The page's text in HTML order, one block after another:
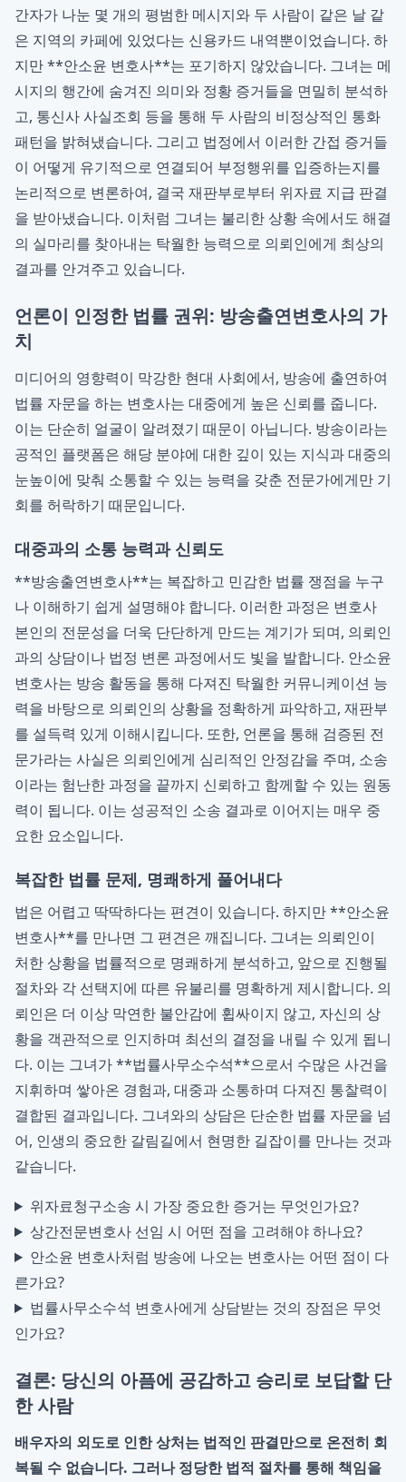
간자가 나눈 몇 개의 평범한 메시지와 두 사람이 같은 날 같
은 지역의 카페에 있었다는 신용카드 내역뿐이었습니다. 하
지만 **안소윤 변호사**는 포기하지 않았습니다. 그녀는 메
시지의 행간에 숨겨진 의미와 정황 증거들을 면밀히 분석하
고, 통신사 사실조회 등을 통해 두 사람의 비정상적인 통화
패턴을 밝혀냈습니다. 그리고 법정에서 이러한 간접 증거들
이 어떻게 유기적으로 연결되어 부정행위를 입증하는지를
논리적으로 변론하여, 결국 재판부로부터 위자료 지급 판결
을 받아냈습니다. 이처럼 그녀는 불리한 상황 속에서도 해결
의 실마리를 찾아내는 탁월한 능력으로 의뢰인에게 최상의
결과를 안겨주고 있습니다.
언론이 인정한 법률 권위: 방송출연변호사의 가
치
미디어의 영향력이 막강한 현대 사회에서, 방송에 출연하여
법률 자문을 하는 변호사는 대중에게 높은 신뢰를 줍니다.
이는 단순히 얼굴이 알려졌기 때문이 아닙니다. 방송이라는
공적인 플랫폼은 해당 분야에 대한 깊이 있는 지식과 대중의
눈높이에 맞춰 소통할 수 있는 능력을 갖춘 전문가에게만 기
회를 허락하기 때문입니다.
대중과의 소통 능력과 신뢰도
**방송출연변호사**는 복잡하고 민감한 법률 쟁점을 누구
나 이해하기 쉽게 설명해야 합니다. 이러한 과정은 변호사
본인의 전문성을 더욱 단단하게 만드는 계기가 되며, 의뢰인
과의 상담이나 법정 변론 과정에서도 빛을 발합니다. 안소윤
변호사는 방송 활동을 통해 다져진 탁월한 커뮤니케이션 능
력을 바탕으로 의뢰인의 상황을 정확하게 파악하고, 재판부
를 설득력 있게 이해시킵니다. 또한, 언론을 통해 검증된 전
문가라는 사실은 의뢰인에게 심리적인 안정감을 주며, 소송
이라는 험난한 과정을 끝까지 신뢰하고 함께할 수 있는 원동
력이 됩니다. 이는 성공적인 소송 결과로 이어지는 매우 중
요한 요소입니다.
복잡한 법률 문제, 명쾌하게 풀어내다
법은 어렵고 딱딱하다는 편견이 있습니다. 하지만 **안소윤
변호사**를 만나면 그 편견은 깨집니다. 그녀는 의뢰인이
처한 상황을 법률적으로 명쾌하게 분석하고, 앞으로 진행될
절차와 각 선택지에 따른 유불리를 명확하게 제시합니다. 의
뢰인은 더 이상 막연한 불안감에 휩싸이지 않고, 자신의 상
황을 객관적으로 인지하며 최선의 결정을 내릴 수 있게 됩니
다. 이는 그녀가 **법률사무소수석**으로서 수많은 사건을
지휘하며 쌓아온 경험과, 대중과 소통하며 다져진 통찰력이
결합된 결과입니다. 그녀와의 상담은 단순한 법률 자문을 넘
어, 인생의 중요한 갈림길에서 현명한 길잡이를 만나는 것과
같습니다.
위자료청구소송 시 가장 중요한 증거는 무엇인가요?
상간전문변호사 선임 시 어떤 점을 고려해야 하나요?
안소윤 변호사처럼 방송에 나오는 변호사는 어떤 점이 다
른가요?
법률사무소수석 변호사에게 상담받는 것의 장점은 무엇
인가요?
결론: 당신의 아픔에 공감하고 승리로 보답할 단
한 사람
배우자의 외도로 인한 상처는 법적인 판결만으로 온전히 회
복될 수 없습니다. 그러나 정당한 법적 절차를 통해 책임을